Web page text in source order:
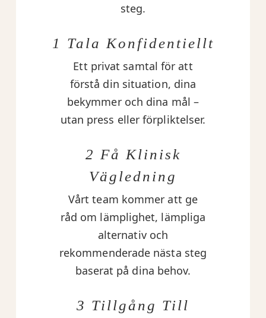
steg.
1 Tala Konfidentiellt
Ett privat samtal för att
förstå din situation, dina
bekymmer och dina mål –
utan press eller förpliktelser.
2 Få Klinisk
Vägledning
Vårt team kommer att ge
råd om lämplighet, lämpliga
alternativ och
rekommenderade nästa steg
baserat på dina behov.
3 Tillgång Till